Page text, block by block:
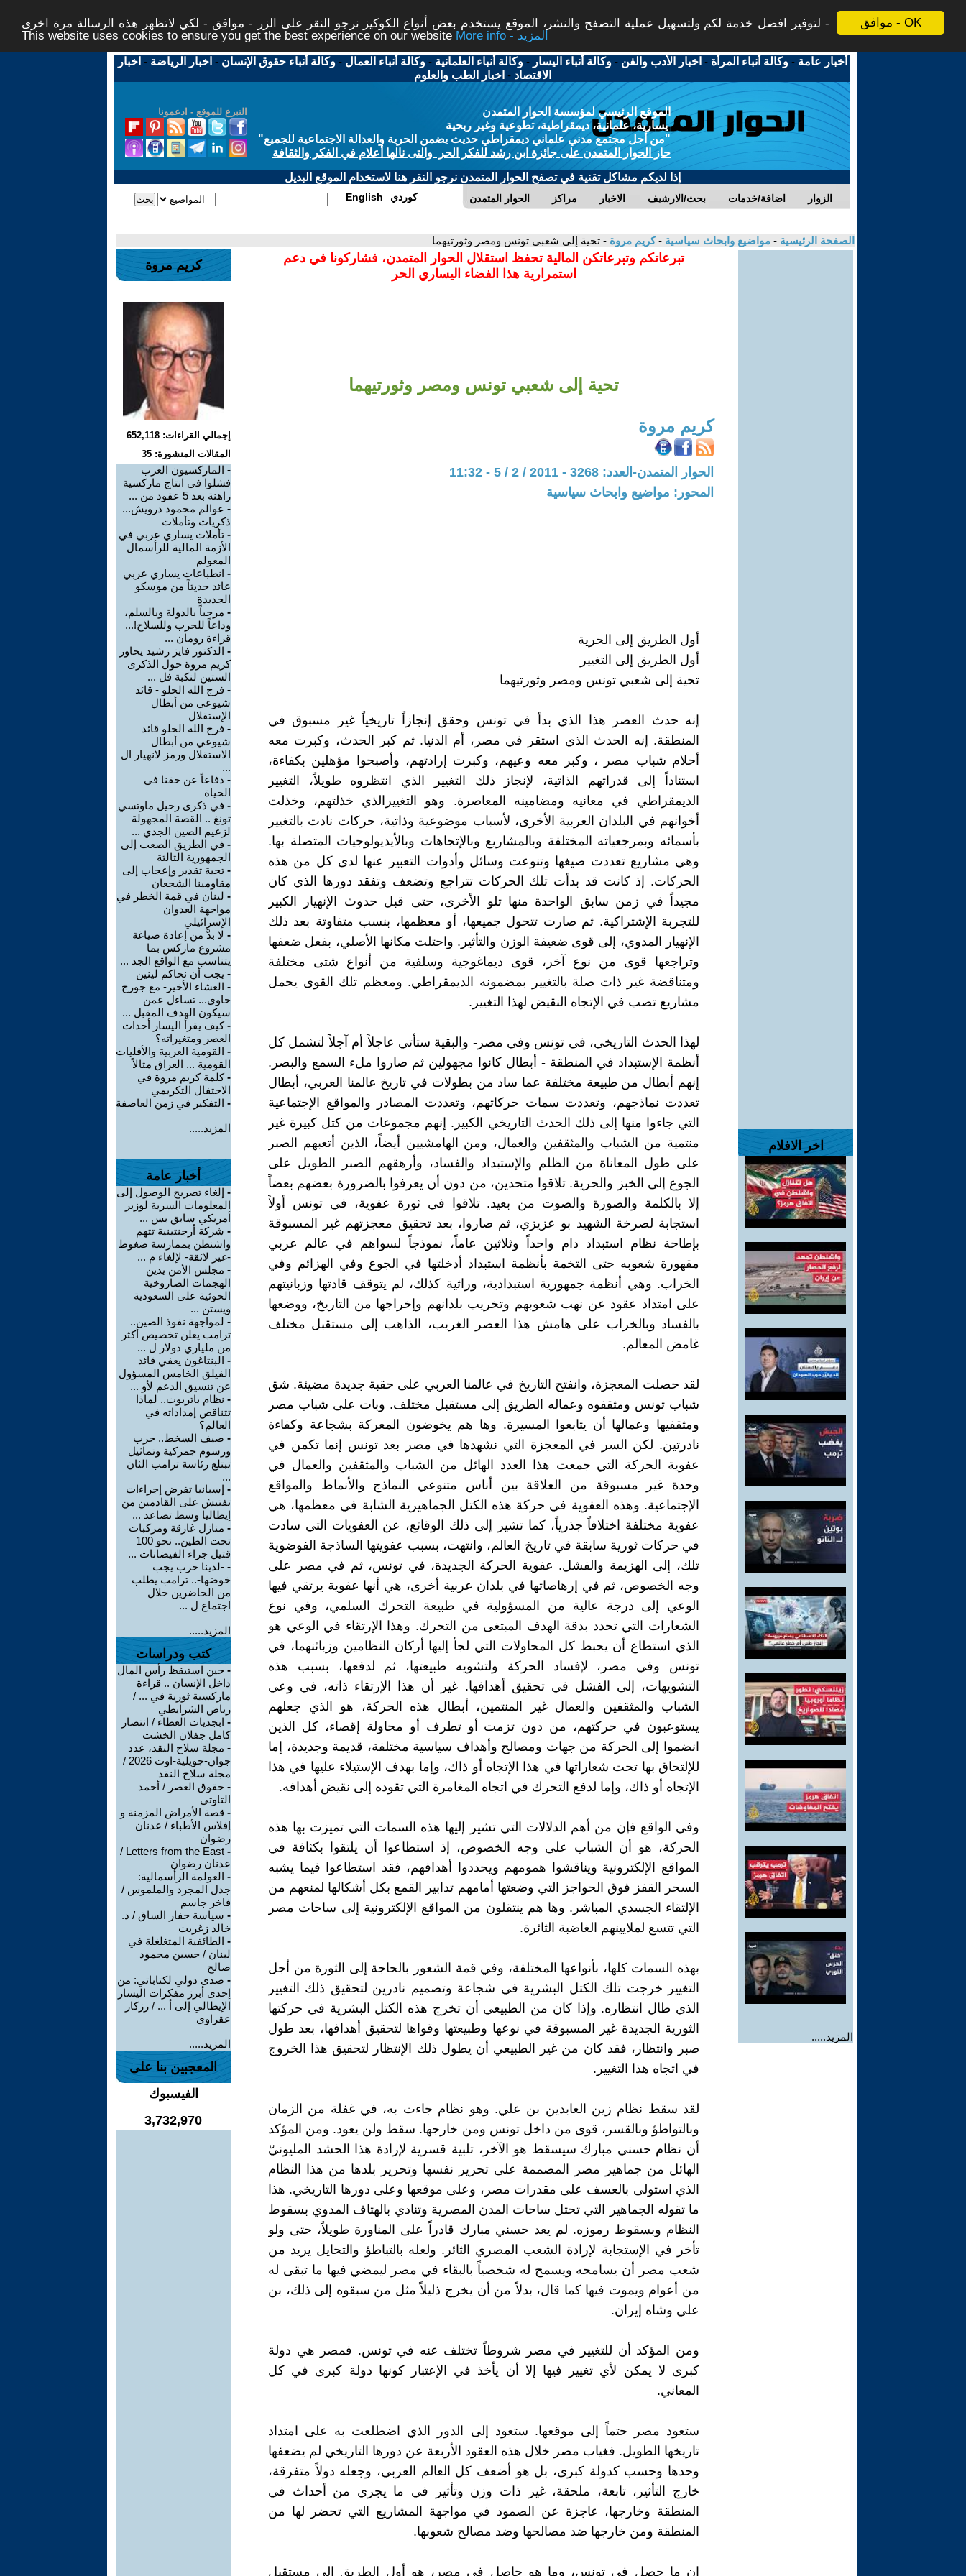
موافق - OK
لتوفير افضل خدمة لكم ولتسهيل عملية التصفح والنشر، الموقع يستخدم بعض أنواع الكوكيز نرجو النقر على الزر - موافق - لكي لاتظهر هذه الرسالة مرة اخرى -
This website uses cookies to ensure you get the best experience on our website
More info - المزيد
أخبار عامة -وكالة أنباء المرأة - اخبار الأدب والفن -وكالة أنباء اليسار -وكالة أنباء العلمانية -وكالة أنباء العمال -وكالة أنباء حقوق الإنسان - اخبار الرياضة - اخبار
الاقتصاد - اخبار الطب والعلوم
التبرع للموقع - ادعمونا
الموقع الرئيسي لمؤسسة الحوار المتمدن
يسارية، علمانية، ديمقراطية، تطوعية وغير ربحية
"من أجل مجتمع مدني علماني ديمقراطي حديث يضمن الحرية والعدالة الاجتماعية للجميع"
حاز الحوار المتمدن على جائزة ابن رشد للفكر الحر والتى نالها أعلام في الفكر والثقافة
إذا لديكم مشاكل تقنية في تصفح الحوار المتمدن نرجو النقر هنا لاستخدام الموقع البديل
الحوار المتمدن مراكز الاخبار بحث/الارشيف اضافة/خدمات الزوار English كوردي
الصفحة الرئيسية - مواضيع وابحاث سياسية -كريم مروة - تحية إلى شعبي تونس ومصر وثورتيهما
اخر الافلام
المزيد.....
تبرعاتكم وتبرعاتكن المالية تحفظ استقلال الحوار المتمدن، فشاركونا في دعم
استمرارية هذا الفضاء اليساري الحر
تحية إلى شعبي تونس ومصر وثورتيهما
كريم مروة
الحوار المتمدن-العدد: 3268 - 2011 / 2 / 5 - 11:32
المحور: مواضيع وابحاث سياسية
أول الطريق إلى الحرية
أول الطريق إلى التغيير
تحية إلى شعبي تونس ومصر وثورتيهما
إنه حدث العصر هذا الذي بدأ في تونس وحقق إنجازاً تاريخياً غير مسبوق في
المنطقة. إنه الحدث الذي استقر في مصر، أم الدنيا. ثم كبر الحدث، وكبرت معه
أحلام شباب مصر ، وكبر معه وعيهم، وكبرت إرادتهم، وأصبحوا مؤهلين بكفاءة،
استناداً إلى قدراتهم الذاتية، لإنجاز ذلك التغيير الذي انتظروه طويلاً، التغيير
الديمقراطي في معانيه ومضامينه المعاصرة. وهو التغييرالذي خذلتهم، وخذلت
أخوانهم في البلدان العربية الأخرى، لأسباب موضوعية وذاتية، حركات نادت بالتغيير
بأسمائه وبمرجعياته المختلفة وبالمشاريع وبالإتجاهات وبالأيديولوجيات المتصلة بها.
وهي مشاريع تعددت صيغها وتنوعت وسائل وأدوات التعبير عنها لدى كل من هذه
الحركات. إذ كانت قد بدأت تلك الحركات تتراجع وتضعف وتفقد دورها الذي كان
مجيداً في زمن سابق الواحدة منها تلو الأخرى، حتى قبل حدوث الإنهيار الكبير
للتجربة الإشتراكية. ثم صارت تتحول جميعها، أو معظمها، بنسب متفاوتة بعد ذلك
الإنهيار المدوي، إلى قوى ضعيفة الوزن والتأثير. واحتلت مكانها الأصلي، بفعل ضعفها
وتراجعها قوى من نوع آخر، قوى ديماغوجية وسلفية من أنواع شتى مختلفة
ومتناقضة غير ذات صلة بالتغيير بمضمونه الديمقراطي. ومعظم تلك القوى يحمل
مشاريع تصب في الإتجاه النقيض لهذا التغيير.
لهذا الحدث التاريخي، في تونس وفي مصر- والبقية ستأتي عاجلاً أم آجلاًً لتشمل كل
أنظمة الإستبداد في المنطقة - أبطال كانوا مجهولين ثم صاروا ملء السمع والبصر.
إنهم أبطال من طبيعة مختلفة عما ساد من بطولات في تاريخ عالمنا العربي، أبطال
تعددت نماذجهم، وتعددت سمات حركاتهم، وتعددت المصادر والمواقع الإجتماعية
التي جاءوا منها إلى ذلك الحدث التاريخي الكبير. إنهم مجموعات من كتل كبيرة غير
منتمية من الشباب والمثقفين والعمال، ومن الهامشيين أيضاً، الذين أتعبهم الصبر
على طول المعاناة من الظلم والإستبداد والفساد، وأرهقهم الصبر الطويل على
الجوع إلى الخبز والحرية. تلاقوا متحدين، من دون أن يعرفوا بالضرورة بعضهم بعضاً
إلا بالكلمة والصورة والصوت من بعيد. تلاقوا في ثورة عفوية، في تونس أولاً
استجابة لصرخة الشهيد بو عزيزي، ثم صاروا، بعد تحقيق معجزتهم غير المسبوقة
بإطاحة نظام استبداد دام واحداً وثلاثين عاماً، نموذجاً لسواهم في عالم عربي
مقهورة شعوبه حتى التخمة بأنظمة استبداد أدخلتها في الجوع وفي الهزائم وفي
الخراب. وهي أنظمة جمهورية استبدادية، وراثية كذلك، لم يتوقف قادتها وزبانيتهم
على امتداد عقود عن نهب شعوبهم وتخريب بلدانهم وإخراجها من التاريخ، ووضعها
بالفساد وبالخراب على هامش هذا العصر الغريب، الذاهب إلى مستقبل مختلف
غامض المعالم.
لقد حصلت المعجزة، وانفتح التاريخ في عالمنا العربي على حقبة جديدة مضيئة. شق
شباب تونس ومثقفوه وعماله الطريق إلى مستقبل مختلف. وبات على شباب مصر
ومثقفيها وعمالها أن يتابعوا المسيرة. وها هم يخوضون المعركة بشجاعة وكفاءة
نادرتين. لكن السر في المعجزة التي نشهدها في مصر بعد تونس إنما تكمن في
عفوية الحركة التي جمعت هذا العدد الهائل من الشباب والمثقفين والعمال في
وحدة غير مسبوقة من العلاقة بين أناس متنوعي النماذج والأنماط والمواقع
الإجتماعية. وهذه العفوية في حركة هذه الكتل الجماهيرية الشابة في معظمها، هي
عفوية مختلفة اختلافاً جذرياً، كما تشير إلى ذلك الوقائع، عن العفويات التي سادت
في حركات ثورية سابقة في تاريخ العالم، وانتهت، بسبب عفويتها الساذجة الفوضوية
تلك، إلى الهزيمة والفشل. عفوية الحركة الجديدة، في تونس، ثم في مصر على
وجه الخصوص، ثم في إرهاصاتها في بلدان عربية أخرى، هي أنها عفوية يرتقي فيها
الوعي إلى درجة عالية من المسؤولية في طبيعة التحرك السلمي، وفي نوع
الشعارات التي تحدد بدقة الهدف المبتغى من التحرك. وهذا الإرتقاء في الوعي هو
الذي استطاع أن يحبط كل المحاولات التي لجأ إليها أركان النظامين وزبائنهما، في
تونس وفي مصر، لإفساد الحركة ولتشويه طبيعتها، ثم لدفعها، بسبب هذه
التشويهات، إلى الفشل في تحقيق أهدافها. غير أن هذا الإرتقاء ذاته، في وعي
الشباب والمثقفين والعمال غير المنتمين، أبطال هذه الحركة، هو الذي جعلهم
يستوعبون في حركتهم، من دون تزمت أو تطرف أو محاولة إقصاء، كل الذين
انضموا إلى الحركة من جهات ومصالح وأهداف سياسية مختلفة، قديمة وجديدة، إما
للإلتحاق بها تحت شعاراتها في هذا الإتجاه أو ذاك، وإما بهدف الإستيلاء عليها في هذا
الإتجاه أو ذاك، وإما لدفع التحرك في اتجاه المغامرة التي تقوده إلى نقيض أهدافه.
وفي الواقع فإن من أهم الدلالات التي تشير إليها هذه السمات التي تميزت بها هذه
الحركة، هو أن الشباب على وجه الخصوص، إذ استطاعوا أن يلتقوا بكثافة في
المواقع الإلكترونية ويناقشوا همومهم ويحددوا أهدافهم، فقد استطاعوا فيما يشبه
السحر القفز فوق الحواجز التي وضعتها أمامهم تدابير القمع بكل أشكالها لمنعهم من
الإلتقاء الجسدي المباشر. وها هم ينتقلون من المواقع الإلكترونية إلى ساحات مصر
التي تتسع لملايينهم الغاضبة الثائرة.
بهذه السمات كلها، بأنواعها المختلفة، وفي قمة الشعور بالحاجة إلى الثورة من أجل
التغيير خرجت تلك الكتل البشرية في شجاعة وتصميم نادرين لتحقيق ذلك التغيير
الذي طال انتظاره. وإذا كان من الطبيعي أن تخرج هذه الكتل البشرية في حركتها
الثورية الجديدة غير المسبوقة في نوعها وطبيعتها وقواها لتحقيق أهدافها، بعد طول
صبر وانتظار، فقد كان من غير الطبيعي أن يطول ذلك الإنتظار لتحقيق هذا الخروج
في اتجاه هذا التغيير.
لقد سقط نظام زين العابدين بن علي. وهو نظام جاءت به، في غفلة من الزمان
وبالتواطؤ وبالقسر، قوى من داخل تونس ومن خارجها. سقط ولن يعود. ومن المؤكد
أن نظام حسني مبارك سيسقط هو الآخر، تلبية قسرية لإرادة هذا الحشد المليونيّ
الهائل من جماهير مصر المصممة على تحرير نفسها وتحرير بلدها من هذا النظام
الذي استولى بالعسف على مقدرات مصر، وعلى موقعها وعلى دورها التاريخي. هذا
ما تقوله الجماهير التي تحتل ساحات المدن المصرية وتنادي بالهتاف المدوي بسقوط
النظام وبسقوط رموزه. لم يعد حسني مبارك قادراً على المناورة طويلاً، حتى ولو
تأخر في الإستجابة لإرادة الشعب المصري الثائر. ولعله بالتباطؤ والتحايل يريد من
شعب مصر أن يسامحه ويسمح له شخصياً بالبقاء في مصر ليمضي فيها ما تبقى له
من أعوام ويموت فيها كما قال، بدلاً من أن يخرج ذليلاً مثل من سبقوه إلى ذلك، بن
علي وشاه إيران.
ومن المؤكد أن للتغيير في مصر شروطاً تختلف عنه في تونس. فمصر هي دولة
كبرى لا يمكن لأي تغيير فيها إلا أن يأخذ في الإعتبار كونها دولة كبرى في كل
المعاني.
ستعود مصر حتماً إلى موقعها. ستعود إلى الدور الذي اضطلعت به على امتداد
تاريخها الطويل. فغياب مصر خلال هذه العقود الأربعة عن دورها التاريخي لم يضعفها
وحدها وحسب كدولة كبرى، بل هو أضعف كل العالم العربي، وجعله دولاً متفرقة،
خارج التأثير، تابعة، ملحقة، غير ذات وزن وتأثير في ما يجري من أحداث في
المنطقة وخارجها، عاجزة عن الصمود في مواجهة المشاريع التي تحضر لها من
المنطقة ومن خارجها ضد مصالحها وضد مصالح شعوبها.
إن ما حصل في تونس، وما هو حاصل في مصر، هو أول الطريق إلى مستقبل
كريم مروة
إجمالي القراءات: 652,118
المقالات المنشورة: 35
- الماركسيون العرب
فشلوا في انتاج ماركسية
راهنة بعد 5 عقود من ...
- عوالم محمود درويش...
ذكريات وتأملات
- تأملات يساري عربي في
الأزمة المالية للرأسمال
المعولم
- انطباعات يساري عربي
عائد حديثاً من موسكو
الجديدة
- مرحباً بالدولة وبالسلم،
وداعاً للحرب وللسلاح!...
قراءة رومان ...
- الدكتور فايز رشيد يحاور
كريم مروة حول الذكرى
الستين لنكبة فل ...
- فرج الله الحلو - قائد
شيوعي من أبطال
الإستقلال
- فرج الله الحلو قائد
شيوعي من أبطال
الاستقلال ورمز لانهيار ال
...
- دفاعاً عن حقنا في
الحياة
- في ذكرى رحيل ماوتسي
تونغ .. القصة المجهولة
لزعيم الصين الجدي ...
- في الطريق الصعب إلى
الجمهورية الثالثة
- تحية تقدير وإعجاب إلى
مقاومينا الشجعان
- لبنان في قمة الخطر في
مواجهة العدوان
الإسرائيلي
- لا بدَّ من إعادة صياغة
مشروع ماركس بما
يتناسب مع الواقع الجد ...
- يجب أن نحاكم لينين
- العشاء الأخير- مع جورج
حاوي... تساءل عمن
سيكون الهدف المقبل ...
-كيف يقرأ اليسار أحداث
العصر ومتغيراته؟
- القومية العربية والأقليات
القومية ... العراق مثالاً
-كلمة كريم مروة في
الاحتفال التكريمي
- التفكير في زمن العاصفة
المزيد.....
أخبار عامة
- إلغاء تصريح الوصول إلى
المعلومات السرية لوزير
أمريكي سابق بس ...
- شركة أرجنتينية تتهم
واشنطن بممارسة ضغوط
-غير لائقة- لإلغاء م ...
- مجلس الأمن يدين
الهجمات الصاروخية
الحوثية على السعودية
ويستن ...
- لمواجهة نفوذ الصين..
ترامب يعلن تخصيص أكثر
من ملياري دولار ل ...
- البنتاغون يعفي قائد
الفيلق الخامس المسؤول
عن تنسيق الدعم لأو ...
- نظام باتريوت.. لماذا
تتناقص إمداداته في
العالم؟
- صيف السخط.. حرب
ورسوم جمركية وتماثيل
تبتلع رئاسة ترامب الثان
...
- إسبانيا تفرض إجراءات
تفتيش على القادمين من
إيطاليا وسط تصاعد ...
- منازل غارقة ومركبات
تحت الطين.. نحو 100
قتيل جراء الفيضانات ...
- -لدينا حرب يجب
خوضها-.. ترامب يطلب
من الحاضرين خلال
اجتماع ل ...
المزيد.....
كتب ودراسات
- حين استيقظ رأس المال
داخل الإنسان .. قراءة
ماركسية ثورية في ... /
رياض الشرايطي
- ابجديات العطاء / انتصار
كامل جفلان الخشت
- مجلة سلاح النقد، عدد
جوان-جويلية-اوت 2026 /
مجلة سلاح النقد
- حقوق العصر / أحمد
التاوتي
- قصة الأمراض المزمنة و
إفلاس الأطباء / عدنان
رضوان
-
Letters from the East /
عدنان رضوان
- العولمة الرأسمالية:
جدل المجرد والملموس /
فاخر جاسم
- سياسة حفار الساق / د.
خالد زغريت
- الطائفية المتغلغلة في
لبنان / حسين محمود
صالح
- صدى دولي لكتاباتي: من
إحدى أبرز مفكرات اليسار
الإيطالي إلى أ ... / رزكار
عقراوي
المزيد.....
المعجبين بنا على
الفيسبوك
3,732,970